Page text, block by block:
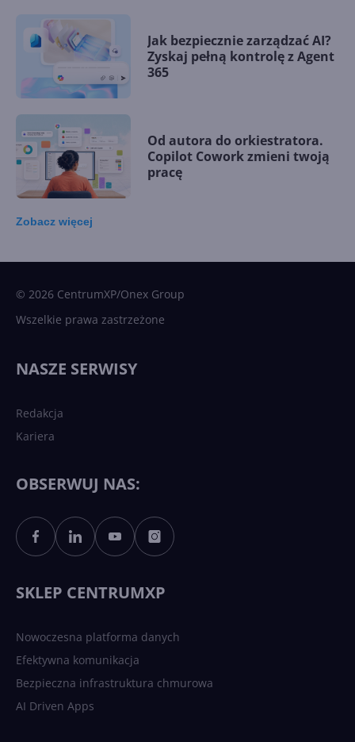
Jak bezpiecznie zarządzać AI?
Zyskaj pełną kontrolę z Agent
365
Od autora do orkiestratora.
Copilot Cowork zmieni twoją
pracę
Sztuczna inteligencja po
polsku. Dość barier
Zobacz więcej
© 2026 CentrumXP/Onex Group
Wszelkie prawa zastrzeżone
NASZE SERWISY
Redakcja
Kariera
OBSERWUJ NAS:
SKLEP CENTRUMXP
Nowoczesna platforma danych
Efektywna komunikacja
Bezpieczna infrastruktura chmurowa
AI Driven Apps